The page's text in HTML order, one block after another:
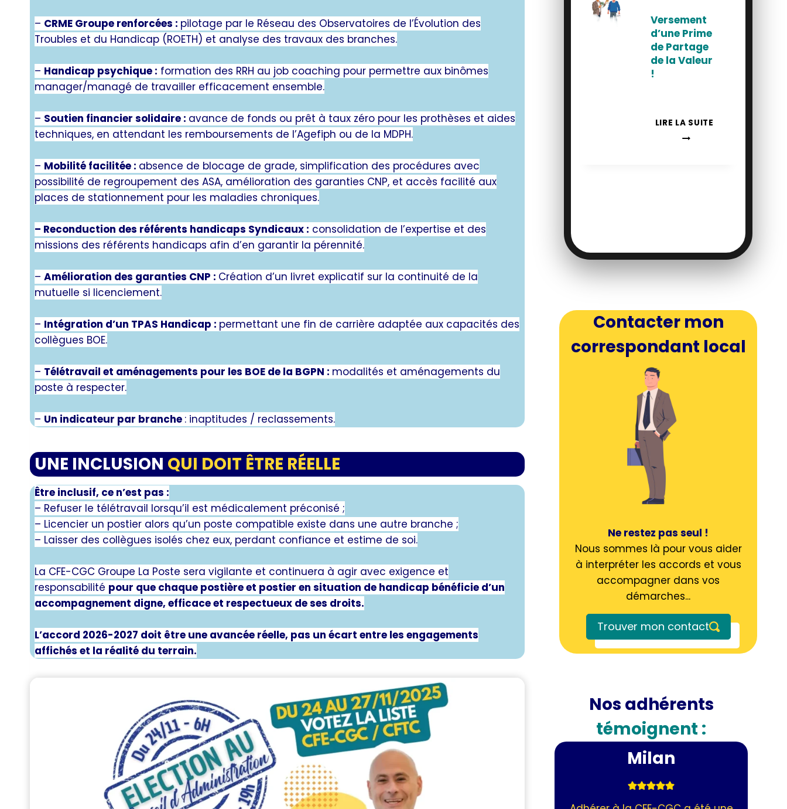
– CRME Groupe renforcées : pilotage par le Réseau des Observatoires de l’Évolution des
Troubles et du Handicap (ROETH) et analyse des travaux des branches.
– Handicap psychique : formation des RRH au job coaching pour permettre aux binômes
manager/managé de travailler efficacement ensemble.
– Soutien financier solidaire : avance de fonds ou prêt à taux zéro pour les prothèses et aides
techniques, en attendant les remboursements de l’Agefiph ou de la MDPH.
– Mobilité facilitée : absence de blocage de grade, simplification des procédures avec
possibilité de regroupement des ASA, amélioration des garanties CNP, et accès facilité aux
places de stationnement pour les maladies chroniques.
– Reconduction des référents handicaps Syndicaux : consolidation de l’expertise et des
missions des référents handicaps afin d’en garantir la pérennité.
– Amélioration des garanties CNP : Création d’un livret explicatif sur la continuité de la
mutuelle si licenciement.
– Intégration d’un TPAS Handicap : permettant une fin de carrière adaptée aux capacités des
collègues BOE.
– Télétravail et aménagements pour les BOE de la BGPN : modalités et aménagements du
poste à respecter.
– Un indicateur par branche : inaptitudes / reclassements.
UNE INCLUSION QUI DOIT ÊTRE RÉELLE
Être inclusif, ce n’est pas :
– Refuser le télétravail lorsqu’il est médicalement préconisé ;
– Licencier un postier alors qu’un poste compatible existe dans une autre branche ;
– Laisser des collègues isolés chez eux, perdant confiance et estime de soi.
La CFE-CGC Groupe La Poste sera vigilante et continuera à agir avec exigence et
responsabilité pour que chaque postière et postier en situation de handicap bénéficie d’un
accompagnement digne, efficace et respectueux de ses droits.
L’accord 2026-2027 doit être une avancée réelle, pas un écart entre les engagements
affichés et la réalité du terrain.
Versement
d’une Prime
de Partage
de la Valeur
!
LIRE LA SUITE
Contacter mon
correspondant local
Ne restez pas seul !
Nous sommes là pour vous aider
à interpréter les accords et vous
accompagner dans vos
démarches...
Trouver mon contact
Nos adhérents
témoignent :
Milan